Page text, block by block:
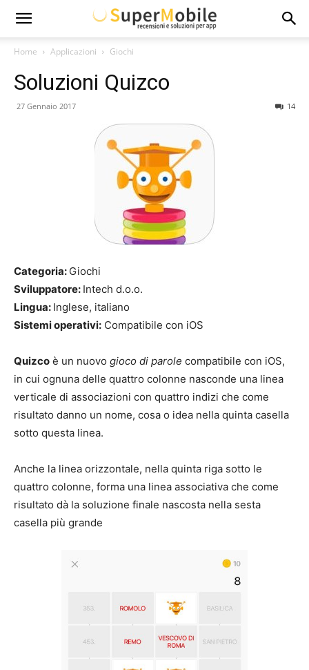
Super
Mobile
Home Applicazioni Giochi
Soluzioni Quizco
27 Gennaio 2017 14
Categoria: Giochi
Sviluppatore: Intech d.o.o.
Lingua: Inglese, italiano
Sistemi operativi: Compatibile con iOS
Quizco è un nuovo gioco di parole compatibile con iOS,
in cui ognuna delle quattro colonne nasconde una linea
verticale di associazioni con quattro indizi che come
risultato danno un nome, cosa o idea nella quinta casella
sotto questa linea.
Anche la linea orizzontale, nella quinta riga sotto le
quattro colonne, forma una linea associativa che come
risultato dà la soluzione finale nascosta nella sesta
casella più grande